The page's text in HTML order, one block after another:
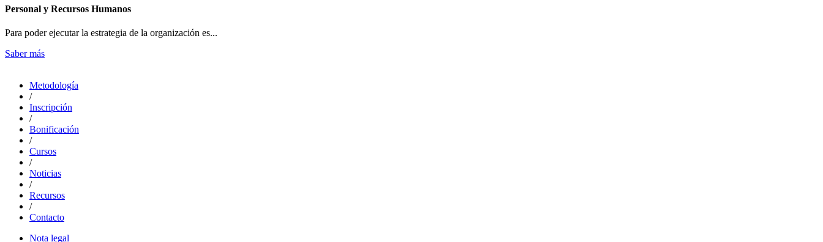
Personal y Recursos Humanos
Para poder ejecutar la estrategia de la organización es...
Saber más
Metodología
/
Inscripción
/
Bonificación
/
Cursos
/
Noticias
/
Recursos
/
Contacto
Nota legal